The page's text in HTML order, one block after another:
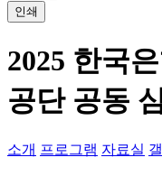
인쇄
2025 한국
공단 공동
소개 프로그램 자료실